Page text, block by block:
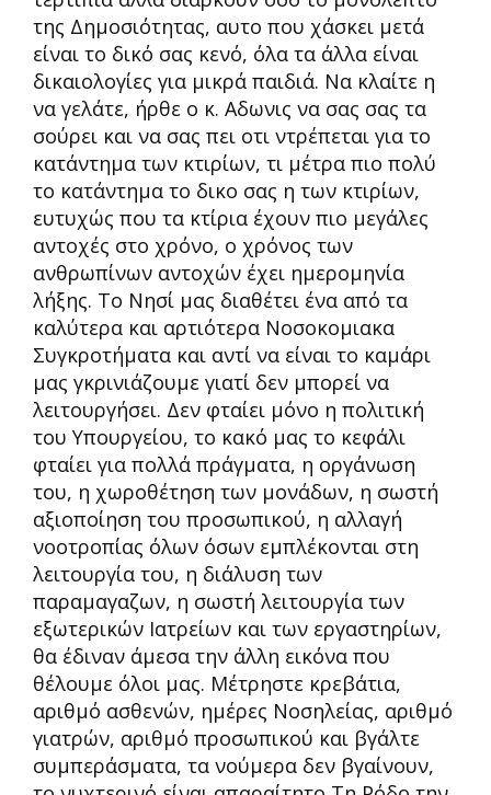
της Δημοσιότητας, αυτο που χάσκει μετά
είναι το δικό σας κενό, όλα τα άλλα είναι
δικαιολογίες για μικρά παιδιά. Να κλαίτε η
να γελάτε, ήρθε ο κ. Αδωνις να σας σας τα
σούρει και να σας πει οτι ντρέπεται για το
κατάντημα των κτιρίων, τι μέτρα πιο πολύ
το κατάντημα το δικο σας η των κτιρίων,
ευτυχώς που τα κτίρια έχουν πιο μεγάλες
αντοχές στο χρόνο, ο χρόνος των
ανθρωπίνων αντοχών έχει ημερομηνία
λήξης. Το Νησί μας διαθέτει ένα από τα
καλύτερα και αρτιότερα Νοσοκομιακα
Συγκροτήματα και αντί να είναι το καμάρι
μας γκρινιάζουμε γιατί δεν μπορεί να
λειτουργήσει. Δεν φταίει μόνο η πολιτική
του Υπουργείου, το κακό μας το κεφάλι
φταίει για πολλά πράγματα, η οργάνωση
του, η χωροθέτηση των μονάδων, η σωστή
αξιοποίηση του προσωπικού, η αλλαγή
νοοτροπίας όλων όσων εμπλέκονται στη
λειτουργία του, η διάλυση των
παραμαγαζων, η σωστή λειτουργία των
εξωτερικών Ιατρείων και των εργαστηρίων,
θα έδιναν άμεσα την άλλη εικόνα που
θέλουμε όλοι μας. Μέτρηστε κρεβάτια,
αριθμό ασθενών, ημέρες Νοσηλείας, αριθμό
γιατρών, αριθμό προσωπικού και βγάλτε
συμπεράσματα, τα νούμερα δεν βγαίνουν,